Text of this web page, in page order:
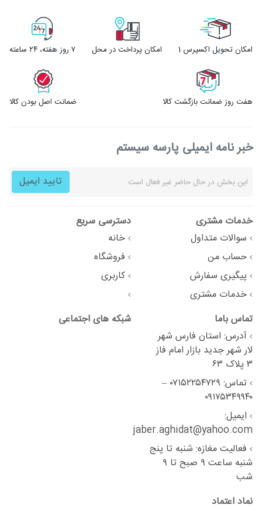
امکان تحویل اکسپرس 1 امکان پرداخت در محل ۷ روز ﻫﻔﺘﻪ، ۲۴ ﺳﺎﻋﺘﻪ
هفت روز ضمانت بازگشت کالا ضمانت اصل بودن کالا
خبر نامه ایمیلی پارسه سیستم
تایید ایمیل
خدمات مشتری
سوالات متداول
حساب من
پیگیری سفارش
خدمات مشتری
دسترسی سریع
خانه
فروشگاه
کاربری
تماس باما
آدرس: استان فارس شهر
لار شهر جدید بازار امام فاز
۳ پلاک ۶۳
تماس: ۰۷۱۵۲۲۵۴۷۲۹ –
۰۹۱۷۵۳۴۹۹۴۰
ایمیل:
jaber.aghidat@yahoo.com
فعالیت مغازه: شنبه تا پنج
شنبه ساعت ۹ صبح تا ۹
شب
شبکه های اجتماعی
نماد اعتماد